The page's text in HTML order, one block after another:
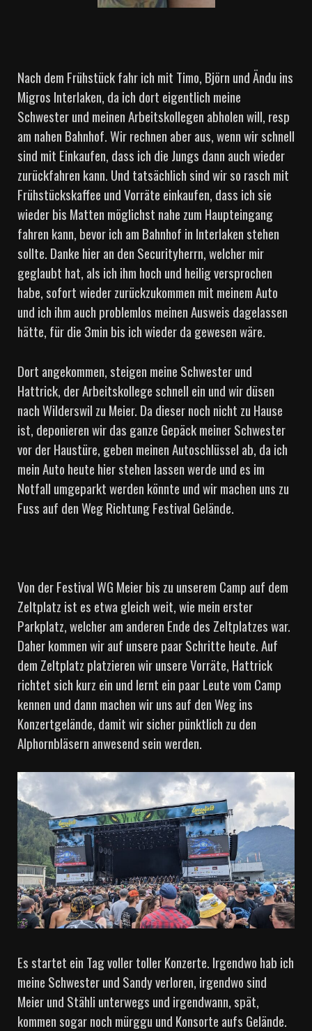
Nach dem Frühstück fahr ich mit Timo, Björn und Ändu ins
Migros Interlaken, da ich dort eigentlich meine
Schwester und meinen Arbeitskollegen abholen will, resp
am nahen Bahnhof. Wir rechnen aber aus, wenn wir schnell
sind mit Einkaufen, dass ich die Jungs dann auch wieder
zurückfahren kann. Und tatsächlich sind wir so rasch mit
Frühstückskaffee und Vorräte einkaufen, dass ich sie
wieder bis Matten möglichst nahe zum Haupteingang
fahren kann, bevor ich am Bahnhof in Interlaken stehen
sollte. Danke hier an den Securityherrn, welcher mir
geglaubt hat, als ich ihm hoch und heilig versprochen
habe, sofort wieder zurückzukommen mit meinem Auto
und ich ihm auch problemlos meinen Ausweis dagelassen
hätte, für die 3min bis ich wieder da gewesen wäre.
Dort angekommen, steigen meine Schwester und
Hattrick, der Arbeitskollege schnell ein und wir düsen
nach Wilderswil zu Meier. Da dieser noch nicht zu Hause
ist, deponieren wir das ganze Gepäck meiner Schwester
vor der Haustüre, geben meinen Autoschlüssel ab, da ich
mein Auto heute hier stehen lassen werde und es im
Notfall umgeparkt werden könnte und wir machen uns zu
Fuss auf den Weg Richtung Festival Gelände.
Von der Festival WG Meier bis zu unserem Camp auf dem
Zeltplatz ist es etwa gleich weit, wie mein erster
Parkplatz, welcher am anderen Ende des Zeltplatzes war.
Daher kommen wir auf unsere paar Schritte heute. Auf
dem Zeltplatz platzieren wir unsere Vorräte, Hattrick
richtet sich kurz ein und lernt ein paar Leute vom Camp
kennen und dann machen wir uns auf den Weg ins
Konzertgelände, damit wir sicher pünktlich zu den
Alphornbläsern anwesend sein werden.
Es startet ein Tag voller toller Konzerte. Irgendwo hab ich
meine Schwester und Sandy verloren, irgendwo sind
Meier und Stähli unterwegs und irgendwann, spät,
kommen sogar noch mürggu und Konsorte aufs Gelände.